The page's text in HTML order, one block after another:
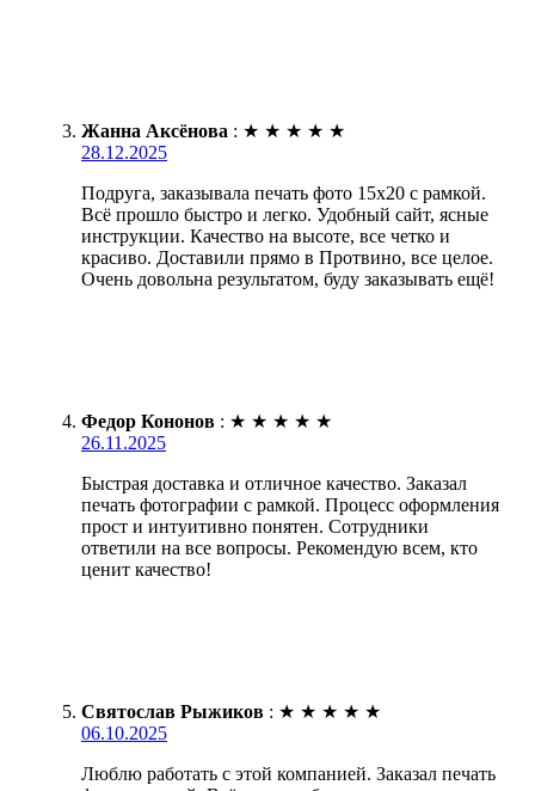
Жанна Аксёнова : ★ ★ ★ ★ ★
28.12.2025
Подруга, заказывала печать фото 15х20 с рамкой.
Всё прошло быстро и легко. Удобный сайт, ясные
инструкции. Качество на высоте, все четко и
красиво. Доставили прямо в Протвино, все целое.
Очень довольна результатом, буду заказывать ещё!
Федор Кононов : ★ ★ ★ ★ ★
26.11.2025
Быстрая доставка и отличное качество. Заказал
печать фотографии с рамкой. Процесс оформления
прост и интуитивно понятен. Сотрудники
ответили на все вопросы. Рекомендую всем, кто
ценит качество!
Святослав Рыжиков : ★ ★ ★ ★ ★
06.10.2025
Люблю работать с этой компанией. Заказал печать